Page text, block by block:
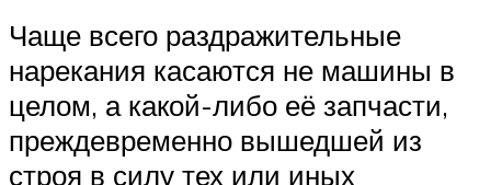
Чаще всего раздражительные
нарекания касаются не машины в
целом, а какой-либо её запчасти,
преждевременно вышедшей из
строя в силу тех или иных